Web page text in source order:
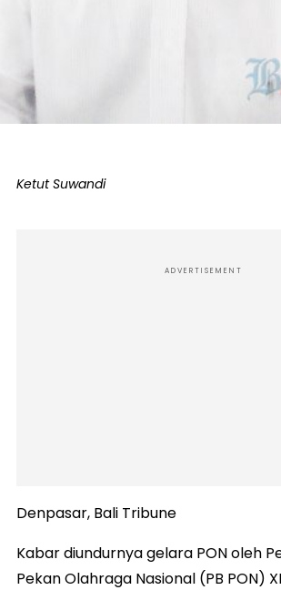
Ketut Suwandi
ADVERTISEMENT
Denpasar, Bali Tribune
Kabar diundurnya gelara PON oleh
Pekan Olahraga Nasional (PB PON)